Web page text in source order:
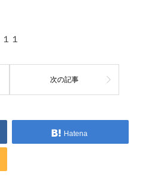
１
次の記事
Hatena